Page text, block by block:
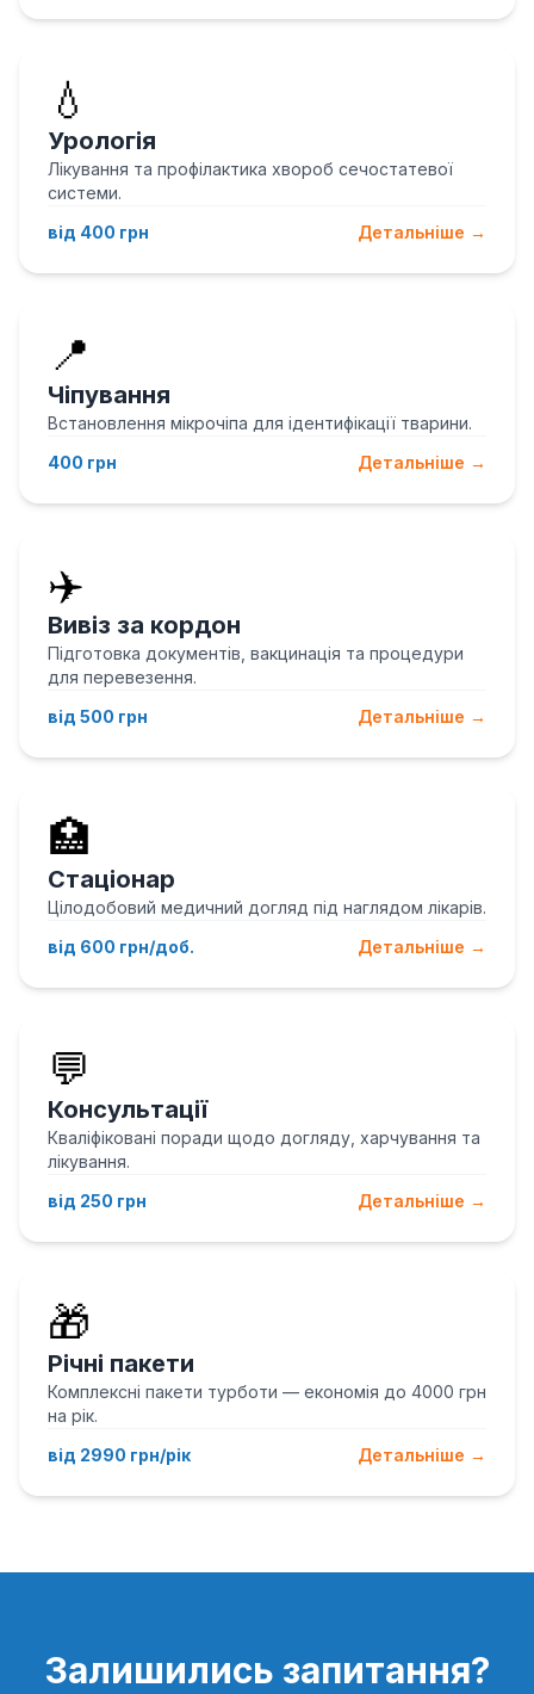
💧
Урологія
Лікування та профілактика хвороб сечостатевої
системи.
від 400 грн
Детальніше →
📍
Чіпування
Встановлення мікрочіпа для ідентифікації тварини.
400 грн
Детальніше →
✈️
Вивіз за кордон
Підготовка документів, вакцинація та процедури
для перевезення.
від 500 грн
Детальніше →
🏥
Стаціонар
Цілодобовий медичний догляд під наглядом лікарів.
від 600 грн/доб.
Детальніше →
💬
Консультації
Кваліфіковані поради щодо догляду, харчування та
лікування.
від 250 грн
Детальніше →
🎁
Річні пакети
Комплексні пакети турботи — економія до 4000 грн
на рік.
від 2990 грн/рік
Детальніше →
Залишились запитання?